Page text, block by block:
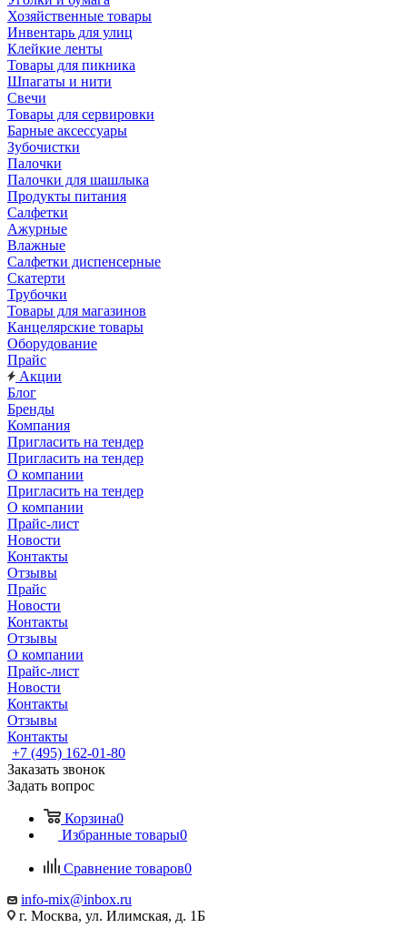
Хозяйственные товары
Инвентарь для улиц
Клейкие ленты
Товары для пикника
Шпагаты и нити
Свечи
Товары для сервировки
Барные аксессуары
Зубочистки
Палочки
Палочки для шашлыка
Продукты питания
Салфетки
Ажурные
Влажные
Салфетки диспенсерные
Скатерти
Трубочки
Товары для магазинов
Канцелярские товары
Оборудование
Прайс
Акции
Блог
Бренды
Компания
Пригласить на тендер
Пригласить на тендер
О компании
Пригласить на тендер
О компании
Прайс-лист
Новости
Контакты
Отзывы
Прайс
Новости
Контакты
Отзывы
О компании
Прайс-лист
Новости
Контакты
Отзывы
Контакты
+7 (495) 162-01-80
Заказать звонок
Задать вопрос
Корзина0
Избранные товары0
Сравнение товаров0
info-mix@inbox.ru
г. Москва, ул. Илимская, д. 1Б